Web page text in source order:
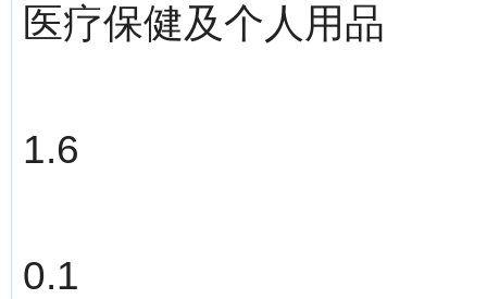
医疗保健及个人用品
1.6
0.1